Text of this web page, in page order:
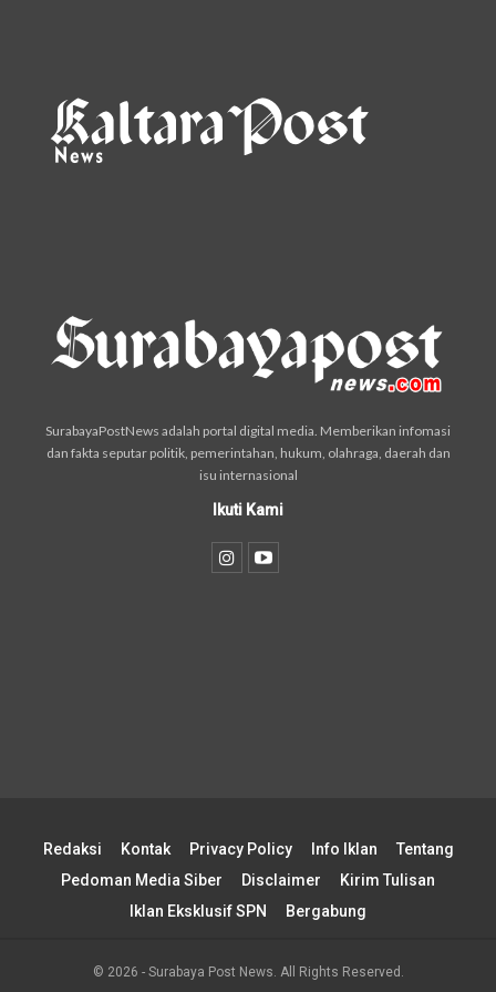
SurabayaPostNews adalah portal digital media. Memberikan infomasi
dan fakta seputar politik, pemerintahan, hukum, olahraga, daerah dan
isu internasional
Ikuti Kami
Redaksi Kontak Privacy Policy Info Iklan
Tentang
Pedoman Media Siber
Disclaimer
Kirim Tulisan
Iklan Eksklusif SPN
Bergabung
© 2026 - Surabaya Post News. All Rights Reserved.